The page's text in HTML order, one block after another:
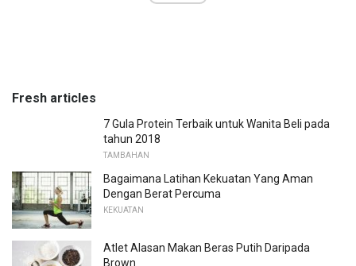
Fresh articles
7 Gula Protein Terbaik untuk Wanita Beli pada
tahun 2018
TAMBAHAN
Bagaimana Latihan Kekuatan Yang Aman
Dengan Berat Percuma
KEKUATAN
Atlet Alasan Makan Beras Putih Daripada
Brown